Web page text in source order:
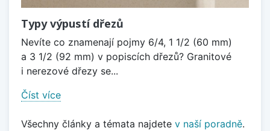
Typy výpustí dřezů
Nevíte co znamenají pojmy 6/4, 1 1/2 (60 mm)
a 3 1/2 (92 mm) v popiscích dřezů? Granitové
i nerezové dřezy se...
Číst více
Všechny články a témata najdete v naší poradně.